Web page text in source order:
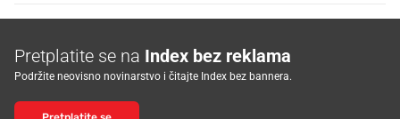
Pretplatite se na Index bez reklama
Podržite neovisno novinarstvo i čitajte Index bez bannera.